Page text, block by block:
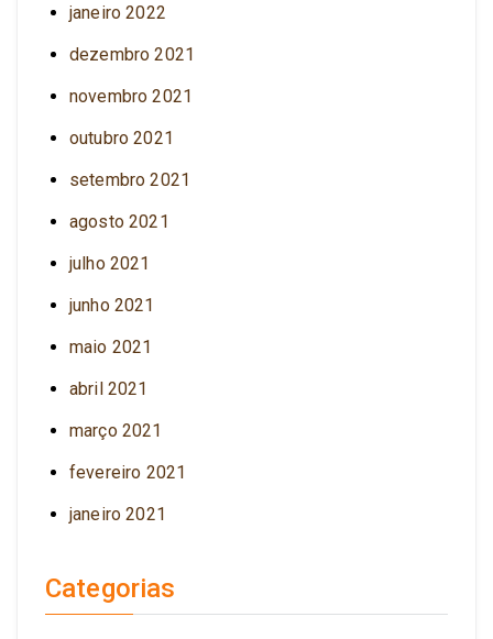
janeiro 2022
dezembro 2021
novembro 2021
outubro 2021
setembro 2021
agosto 2021
julho 2021
junho 2021
maio 2021
abril 2021
março 2021
fevereiro 2021
janeiro 2021
Categorias